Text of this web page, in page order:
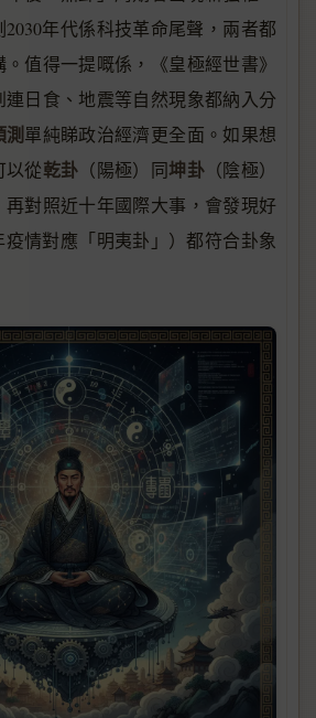
年代係科技革命尾聲，兩者都
值得一提嘅係，《皇極經世書》
連日食、地震等自然現象都納入分
測單純睇政治經濟更全面。如果想
以從乾卦 （陽極）同坤卦（陰極）
對照近十年國際大事，會發現好
疫情對應「明夷卦」）都符合卦象